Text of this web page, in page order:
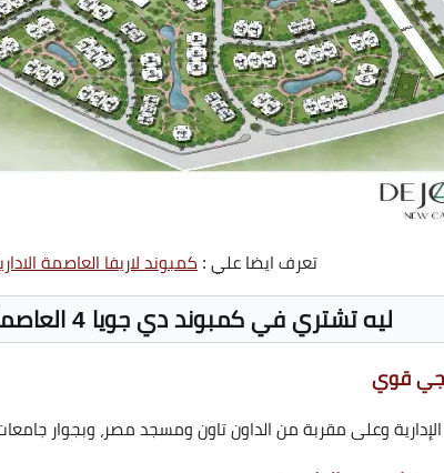
تعرف ايضا علي :كمبوند لاريفا العاصمة
ليه تشتري في كمبوند دي جويا 4 العاصمة الادارية؟
وعلى مقربة من الداون تاون ومسجد مصر، وبجوار